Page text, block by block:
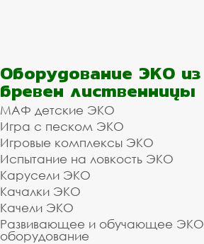
Оборудование ЭКО из
бревен лиственницы
МАФ детские ЭКО
Игра с песком ЭКО
Игровые комплексы ЭКО
Испытание на ловкость ЭКО
Карусели ЭКО
Качалки ЭКО
Качели ЭКО
Развивающее и обучающее ЭКО
оборудование